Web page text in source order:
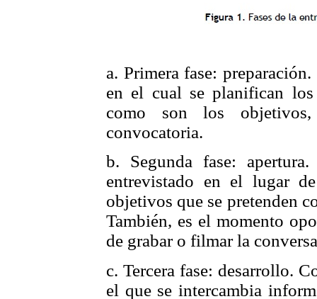
a. Primera fase:
en el cual se planifican los
como son los
convocatoria.
b. Segunda fase:
entrevistado en el lugar
objetivos que se pretenden
También, es el momento
de grabar o filmar la
c. Tercera fase: desarrollo.
el que se intercambia